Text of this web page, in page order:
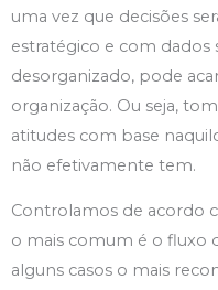
uma vez que decisões
estratégico e com dados
desorganizado, pode
organização. Ou seja,
atitudes com base
não efetivamente tem.
Controlamos de acordo
o mais comum é o fluxo
alguns casos o mais